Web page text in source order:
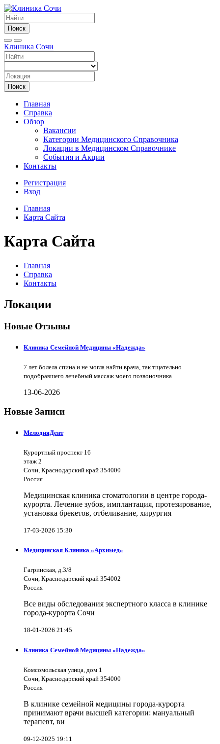
Поиск
Клиника Сочи
Поиск
Главная
Справка
Обзор
Вакансии
Категории Медицинского Справочника
Локации в Медицинском Справочнике
События и Акции
Контакты
Регистрация
Вход
Главная
Карта Сайта
Карта Сайта
Главная
Справка
Контакты
Локации
Новые Отзывы
Клиника Семейной Медицины «Надежда»
7 лет болела спина и не могла найти врача, так тщательно
подобравшего лечебный массаж моего позвоночника
13-06-2026
Новые Записи
МелодияДент
Курортный проспект 16
этаж 2
Сочи, Краснодарский край 354000
Россия
Медицинская клиника стоматологии в центре города-
курорта. Лечение зубов, имплантация, протезирование,
установка брекетов, отбеливание, хирургия
17-03-2026 15:30
Медицинская Клиника «Архимед»
Гагринская, д.3/8
Сочи, Краснодарский край 354002
Россия
Все виды обследования экспертного класса в клинике
города-курорта Сочи
18-01-2026 21:45
Клиника Семейной Медицины «Надежда»
Комсомольская улица, дом 1
Сочи, Краснодарский край 354000
Россия
В клинике семейной медицины города-курорта
принимают врачи высшей категории: мануальный
терапевт, ви
09-12-2025 19:11